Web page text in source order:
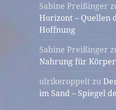
Sabine Preißinger
Horizont – Quellen
Hoffnung
Sabine Preißinger
Nahrung für Körper
ulrikeroppelt zu
im Sand – Spiegel